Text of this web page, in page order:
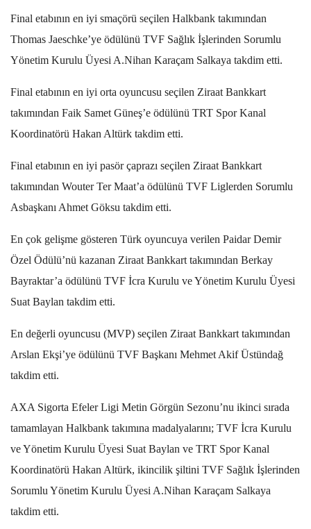
Final etabının en iyi smaçörü seçilen Halkbank takımından
Thomas Jaeschke’ye ödülünü TVF Sağlık İşlerinden Sorumlu
Yönetim Kurulu Üyesi A.Nihan Karaçam Salkaya takdim etti.
Final etabının en iyi orta oyuncusu seçilen Ziraat Bankkart
takımından Faik Samet Güneş’e ödülünü TRT Spor Kanal
Koordinatörü Hakan Altürk takdim etti.
Final etabının en iyi pasör çaprazı seçilen Ziraat Bankkart
takımından Wouter Ter Maat’a ödülünü TVF Liglerden Sorumlu
Asbaşkanı Ahmet Göksu takdim etti.
En çok gelişme gösteren Türk oyuncuya verilen Paidar Demir
Özel Ödülü’nü kazanan Ziraat Bankkart takımından Berkay
Bayraktar’a ödülünü TVF İcra Kurulu ve Yönetim Kurulu Üyesi
Suat Baylan takdim etti.
En değerli oyuncusu (MVP) seçilen Ziraat Bankkart takımından
Arslan Ekşi’ye ödülünü TVF Başkanı Mehmet Akif Üstündağ
takdim etti.
AXA Sigorta Efeler Ligi Metin Görgün Sezonu’nu ikinci sırada
tamamlayan Halkbank takımına madalyalarını; TVF İcra Kurulu
ve Yönetim Kurulu Üyesi Suat Baylan ve TRT Spor Kanal
Koordinatörü Hakan Altürk, ikincilik şiltini TVF Sağlık İşlerinden
Sorumlu Yönetim Kurulu Üyesi A.Nihan Karaçam Salkaya
takdim etti.